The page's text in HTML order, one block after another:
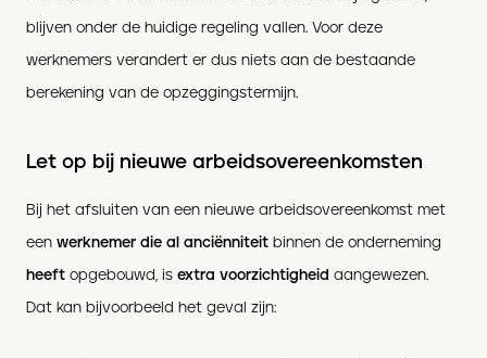
blijven onder de huidige regeling vallen. Voor deze
werknemers verandert er dus niets aan de bestaande
berekening van de opzeggingstermijn.
Let op bij nieuwe arbeidsovereenkomsten
Bij het afsluiten van een nieuwe arbeidsovereenkomst met
een werknemer die al anciënniteit binnen de onderneming
heeft opgebouwd, is extra voorzichtigheid aangewezen.
Dat kan bijvoorbeeld het geval zijn: